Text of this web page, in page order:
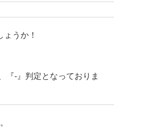
うか！
『-』判定となっておりま